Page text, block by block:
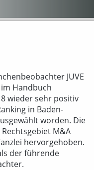
JUVE
Handbuch
wieder sehr positiv
in Baden-
worden. Die
M&A
hervorgehoben.
der führende